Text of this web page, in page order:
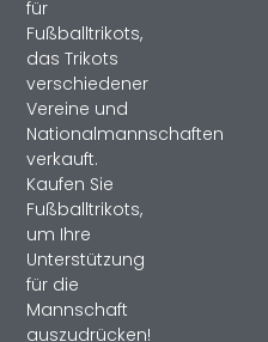
für
Fußballtrikots,
das Trikots
verschiedener
Vereine und
Nationalmannschaften
verkauft.
Kaufen Sie
Fußballtrikots,
um Ihre
Unterstützung
für die
Mannschaft
auszudrücken!